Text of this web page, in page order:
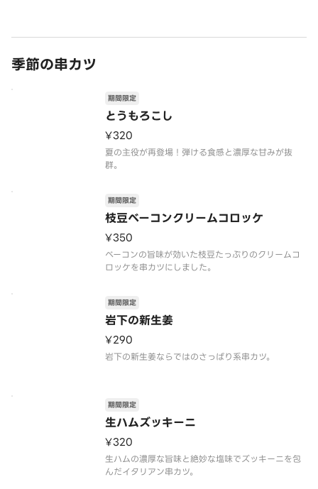
季節の串カツ
とうもろこし
期間限定
¥320
夏の主役が再登場！弾ける食感と濃厚な甘みが抜
群。
枝豆ベーコンクリームコロッケ
期間限定
¥350
ベーコンの旨味が効いた枝豆たっぷりのクリームコ
ロッケを串カツにしました。
岩下の新生姜
期間限定
¥290
岩下の新生姜ならではのさっぱり系串カツ。
生ハムズッキーニ
期間限定
¥320
生ハムの濃厚な旨味と絶妙な塩味でズッキーニを包
んだイタリアン串カツ。